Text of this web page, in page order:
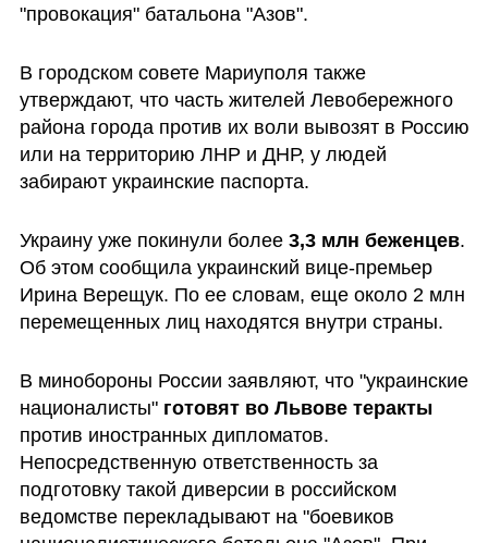
"провокация" батальона "Азов".
В городском совете Мариуполя также
утверждают, что часть жителей Левобережного
района города против их воли вывозят в Россию
или на территорию ЛНР и ДНР, у людей
забирают украинские паспорта.
Украину уже покинули более 3,3 млн беженцев.
Об этом сообщила украинский вице-премьер
Ирина Верещук. По ее словам, еще около 2 млн
перемещенных лиц находятся внутри страны.
В минобороны России заявляют, что "украинские
националисты" готовят во Львове теракты
против иностранных дипломатов.
Непосредственную ответственность за
подготовку такой диверсии в российском
ведомстве перекладывают на "боевиков